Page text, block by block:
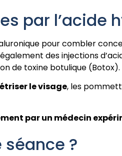
par l’acide
pour combler
des injections
de toxine botulique (Botox).
le visage, les
par un médecin
?